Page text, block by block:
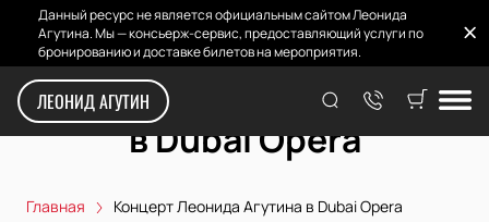
Данный ресурс не является официальным сайтом Леонида
Агутина. Мы — консьерж-сервис, предоставляющий услуги по
бронированию и доставке билетов на мероприятия.
ЛЕОНИД АГУТИН
Концерт Леонида Агутина
в Dubai Opera
Главная Концерт Леонида Агутина в Dubai Opera